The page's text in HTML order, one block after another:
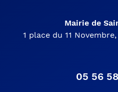
Mairie de
1 place du 11
05 56